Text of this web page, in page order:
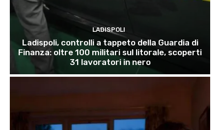
LADISPOLI
Ladispoli, controlli a tappeto della Guardia di
Finanza: oltre 100 militari sul litorale, scoperti
31 lavoratori in nero